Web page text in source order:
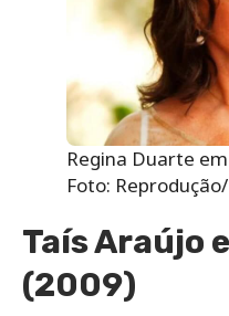
Regina Duarte
Foto:
Taís Araújo
(2009)